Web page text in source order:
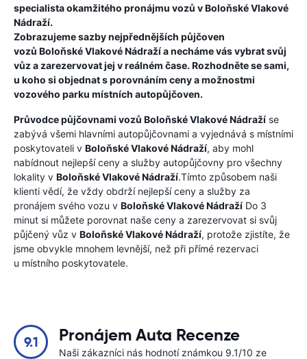
specialista okamžitého pronájmu vozů vBoloňské Vlakové
Nádraží.
Zobrazujeme sazby nejpřednějších půjčoven
vozů Boloňské Vlakové Nádražía necháme vás vybrat svůj
vůz a zarezervovat jej v reálném čase. Rozhodněte se sami,
u koho si objednat s porovnáním ceny a možnostmi
vozového parku místních autopůjčoven.
Průvodce půjčovnami vozů Boloňské Vlakové Nádraží se
zabývá všemi hlavními autopůjčovnami a vyjednává s místními
poskytovateli v Boloňské Vlakové Nádraží, aby mohl
nabídnout nejlepší ceny a služby autopůjčovny pro všechny
lokality v Boloňské Vlakové Nádraží.Tímto způsobem naši
klienti vědí, že vždy obdrží nejlepší ceny a služby za
pronájem svého vozu v Boloňské Vlakové Nádraží Do 3
minut si můžete porovnat naše ceny a zarezervovat si svůj
půjčený vůz v Boloňské Vlakové Nádraží, protože zjistíte, že
jsme obvykle mnohem levnější, než při přímé rezervaci
u místního poskytovatele.
9.1 Pronájem Auta Recenze
Naši zákazníci nás hodnotí známkou 9.1/10 ze